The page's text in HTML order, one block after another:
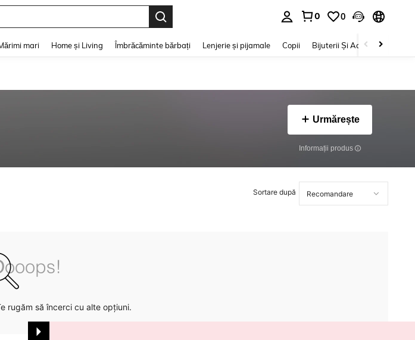
0 0
mari Home și Living Îmbrăcăminte bărbați Lenjerie și pijamale Copii Bijuterii Și Accesorii
Urmărește
Informații produs
Sortare după
rugăm să încerci cu alte opțiuni.